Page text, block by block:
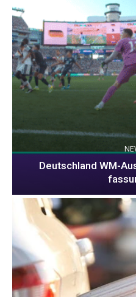
Deutschland WM-